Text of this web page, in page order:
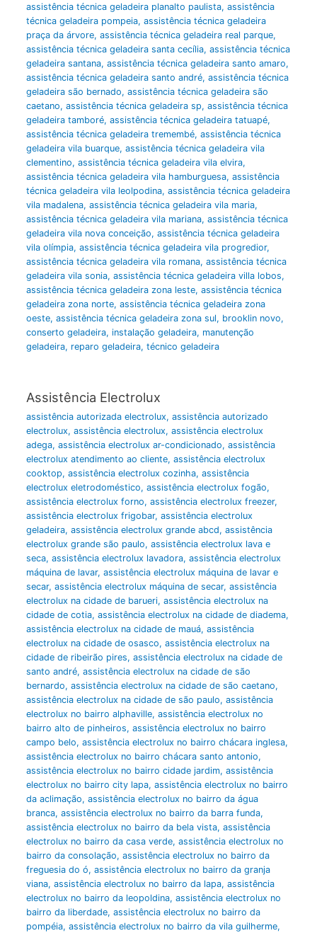
assistência técnica geladeira planalto paulista, assistência
técnica geladeira pompeia, assistência técnica geladeira
praça da árvore, assistência técnica geladeira real parque,
assistência técnica geladeira santa cecília, assistência técnica
geladeira santana, assistência técnica geladeira santo amaro,
assistência técnica geladeira santo andré, assistência técnica
geladeira são bernado, assistência técnica geladeira são
caetano, assistência técnica geladeira sp, assistência técnica
geladeira tamboré, assistência técnica geladeira tatuapé,
assistência técnica geladeira tremembé, assistência técnica
geladeira vila buarque, assistência técnica geladeira vila
clementino, assistência técnica geladeira vila elvira,
assistência técnica geladeira vila hamburguesa, assistência
técnica geladeira vila leolpodina, assistência técnica geladeira
vila madalena, assistência técnica geladeira vila maria,
assistência técnica geladeira vila mariana, assistência técnica
geladeira vila nova conceição, assistência técnica geladeira
vila olímpia, assistência técnica geladeira vila progredior,
assistência técnica geladeira vila romana, assistência técnica
geladeira vila sonia, assistência técnica geladeira villa lobos,
assistência técnica geladeira zona leste, assistência técnica
geladeira zona norte, assistência técnica geladeira zona
oeste, assistência técnica geladeira zona sul, brooklin novo,
conserto geladeira, instalação geladeira, manutenção
geladeira, reparo geladeira, técnico geladeira
Assistência Electrolux
assistência autorizada electrolux, assistência autorizado
electrolux, assistência electrolux, assistência electrolux
adega, assistência electrolux ar-condicionado, assistência
electrolux atendimento ao cliente, assistência electrolux
cooktop, assistência electrolux cozinha, assistência
electrolux eletrodoméstico, assistência electrolux fogão,
assistência electrolux forno, assistência electrolux freezer,
assistência electrolux frigobar, assistência electrolux
geladeira, assistência electrolux grande abcd, assistência
electrolux grande são paulo, assistência electrolux lava e
seca, assistência electrolux lavadora, assistência electrolux
máquina de lavar, assistência electrolux máquina de lavar e
secar, assistência electrolux máquina de secar, assistência
electrolux na cidade de barueri, assistência electrolux na
cidade de cotia, assistência electrolux na cidade de diadema,
assistência electrolux na cidade de mauá, assistência
electrolux na cidade de osasco, assistência electrolux na
cidade de ribeirão pires, assistência electrolux na cidade de
santo andré, assistência electrolux na cidade de são
bernardo, assistência electrolux na cidade de são caetano,
assistência electrolux na cidade de são paulo, assistência
electrolux no bairro alphaville, assistência electrolux no
bairro alto de pinheiros, assistência electrolux no bairro
campo belo, assistência electrolux no bairro chácara inglesa,
assistência electrolux no bairro chácara santo antonio,
assistência electrolux no bairro cidade jardim, assistência
electrolux no bairro city lapa, assistência electrolux no bairro
da aclimação, assistência electrolux no bairro da água
branca, assistência electrolux no bairro da barra funda,
assistência electrolux no bairro da bela vista, assistência
electrolux no bairro da casa verde, assistência electrolux no
bairro da consolação, assistência electrolux no bairro da
freguesia do ó, assistência electrolux no bairro da granja
viana, assistência electrolux no bairro da lapa, assistência
electrolux no bairro da leopoldina, assistência electrolux no
bairro da liberdade, assistência electrolux no bairro da
pompéia, assistência electrolux no bairro da vila guilherme,